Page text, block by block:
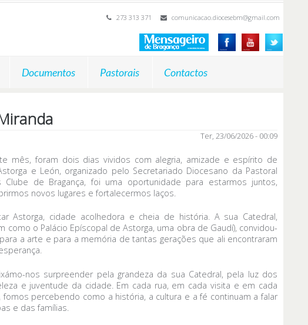
273 313 371 comunicacao.diocesebm@gmail.com
Documentos Pastorais Contactos
Ter, 23/06/2026 - 00:09
mês, foram dois dias vividos com alegria, amizade e espírito de
e León, organizado pelo Secretariado Diocesano da Pastoral
Clube de Bragança, foi uma oportunidade para estarmos juntos,
novos lugares e fortalecermos laços.
Astorga, cidade acolhedora e cheia de história. A sua Catedral,
como o Palácio Epíscopal de Astorga, uma obra de Gaudí), convidou-
a arte e para a memória de tantas gerações que ali encontraram
nos surpreender pela grandeza da sua Catedral, pela luz dos
e juventude da cidade. Em cada rua, em cada visita e em cada
percebendo como a história, a cultura e a fé continuam a falar
e das famílias.